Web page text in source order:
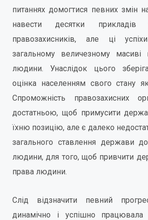
питаннях домогтися певних змін
навести десятки прикладів
правозахисників, але ці
загальному величезному
людини. Унаслідок цього
оцінка населенням свого стану
Спроможність правозахисних
достатньою, щоб примусити
їхню позицію, але є далеко
загального ставлення держави
людини, для того, щоб привчити
права людини.
Слід відзначити певний
динамічно і успішно працювала